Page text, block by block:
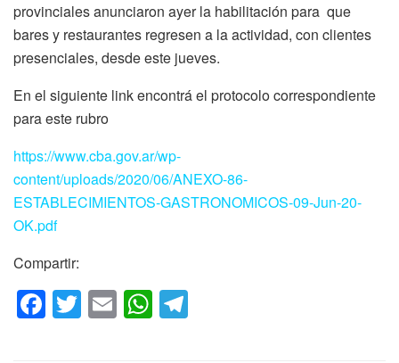
provinciales anunciaron ayer la habilitación para que
bares y restaurantes regresen a la actividad, con clientes
presenciales, desde este jueves.
En el siguiente link encontrá el protocolo correspondiente
para este rubro
https://www.cba.gov.ar/wp-
content/uploads/2020/06/ANEXO-86-
ESTABLECIMIENTOS-GASTRONOMICOS-09-Jun-20-
OK.pdf
Compartir:
F T E W